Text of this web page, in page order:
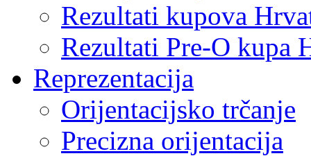
Rezultati kupova
Rezultati Pre-O kupa
Reprezentacija
Orijentacijsko trčanje
Precizna orijentacija